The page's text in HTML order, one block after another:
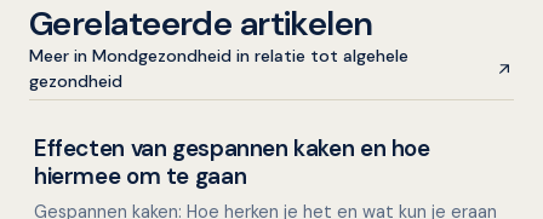
Gerelateerde artikelen
Meer in Mondgezondheid in relatie tot algehele
gezondheid
Mondgezondheid in relatie tot algehele gezondheid
Effecten van gespannen kaken en hoe
hiermee om te gaan
Gespannen kaken: Hoe herken je het en wat kun je eraan